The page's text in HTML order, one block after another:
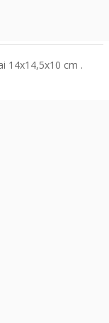
14x14,5x10 cm .